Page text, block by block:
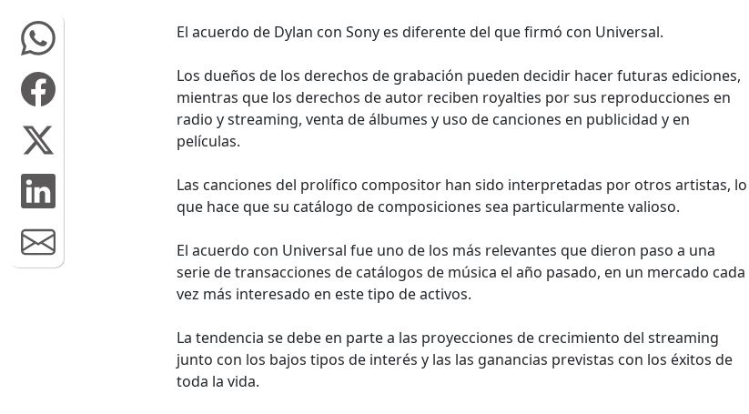
El acuerdo de Dylan con Sony es diferente del que firmó con Universal.
Los dueños de los derechos de grabación pueden decidir hacer futuras ediciones,
mientras que los derechos de autor reciben royalties por sus reproducciones en
radio y streaming, venta de álbumes y uso de canciones en publicidad y en
películas.
Las canciones del prolífico compositor han sido interpretadas por otros artistas, lo
que hace que su catálogo de composiciones sea particularmente valioso.
El acuerdo con Universal fue uno de los más relevantes que dieron paso a una
serie de transacciones de catálogos de música el año pasado, en un mercado cada
vez más interesado en este tipo de activos.
La tendencia se debe en parte a las proyecciones de crecimiento del streaming
junto con los bajos tipos de interés y las las ganancias previstas con los éxitos de
toda la vida.